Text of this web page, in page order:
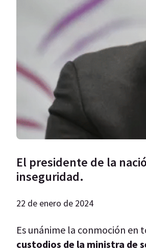
El presidente de la
inseguridad.
22 de enero de 2024
Es unánime la conmoción
custodios de la ministra de